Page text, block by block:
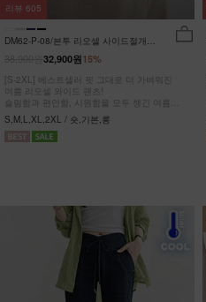
DM62-P-08/븐투 리오셀 사이드절개팬
15%
32,900원
[S-2XL] 베스트셀러 핏 그대로 더 가벼워진
여름 리오셀 와이드 팬츠!
슬림함과 편안함, 시원함을 모두 챙긴 여름
완전정복 팬츠
S,M,L,XL,2XL / 숏,기본,롱
리뷰 605